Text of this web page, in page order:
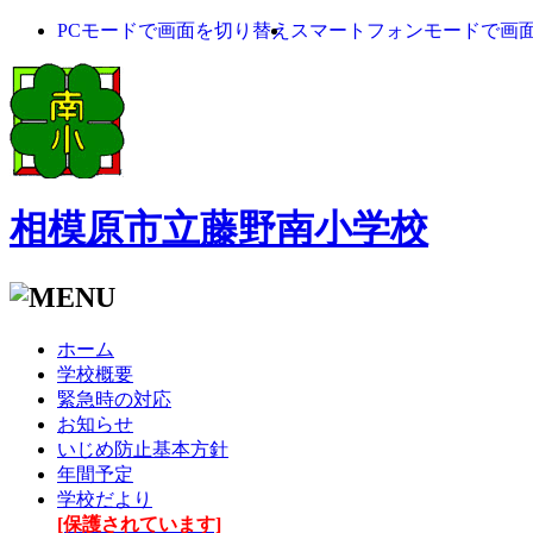
PCモードで画面を切り替え スマートフォンモードで画
相模原市立藤野南小学校
ホーム
学校概要
緊急時の対応
お知らせ
いじめ防止基本方針
年間予定
学校だより
[保護されています]